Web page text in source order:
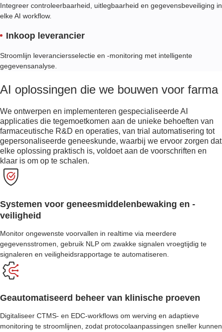
Integreer controleerbaarheid, uitlegbaarheid en gegevensbeveiliging in
elke AI workflow.
Inkoop leverancier
Stroomlijn leveranciersselectie en -monitoring met intelligente
gegevensanalyse.
AI oplossingen die we bouwen voor farma
We ontwerpen en implementeren gespecialiseerde AI
applicaties die tegemoetkomen aan de unieke behoeften van
farmaceutische R&D en operaties, van trial automatisering tot
gepersonaliseerde geneeskunde, waarbij we ervoor zorgen dat
elke oplossing praktisch is, voldoet aan de voorschriften en
klaar is om op te schalen.
Systemen voor geneesmiddelenbewaking en -
veiligheid
Monitor ongewenste voorvallen in realtime via meerdere
gegevensstromen, gebruik NLP om zwakke signalen vroegtijdig te
signaleren en veiligheidsrapportage te automatiseren.
Geautomatiseerd beheer van klinische proeven
Digitaliseer CTMS- en EDC-workflows om werving en adaptieve
monitoring te stroomlijnen, zodat protocolaanpassingen sneller kunnen